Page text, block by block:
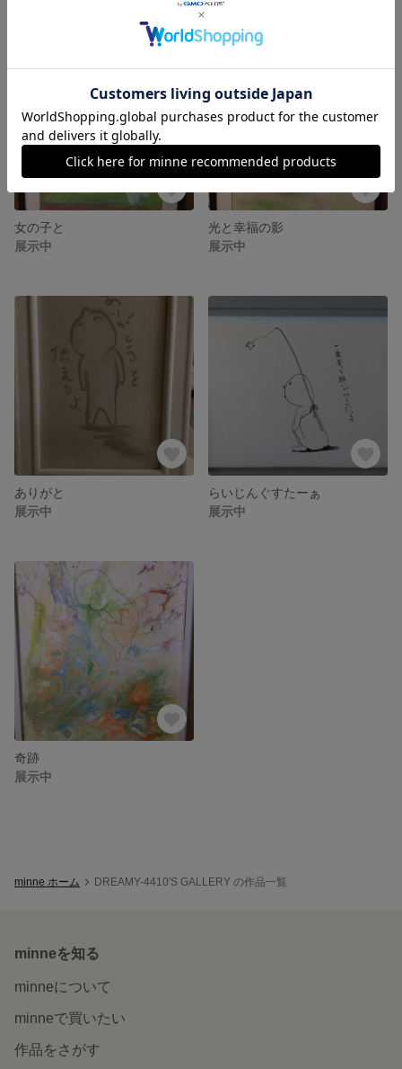
女の子と
展示中
光と幸福の影
展示中
ありがと
展示中
らいじんぐすたーぁ
展示中
奇跡
展示中
minne ホーム DREAMY-4410'S GALLERY の作品一覧
minneを知る
minneについて
minneで買いたい
作品をさがす